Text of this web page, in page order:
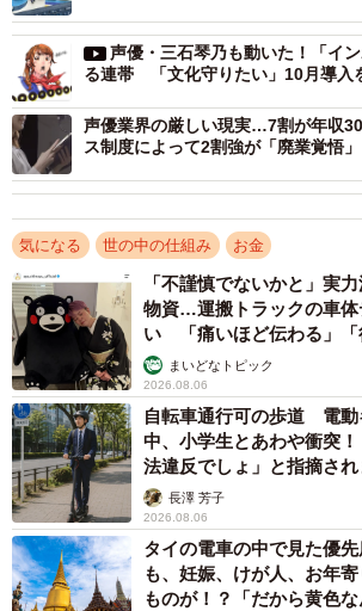
タジオを移動しながら教えるという業務
紹介。そして契約先からは既に、インボ
るかどうかを決めるよう迫られており、
「報酬から減額する」と通達されている
塙さんは「去年の収入だって100万円も
ス制度が始まると事務負担で仕事も収入
まうので、本当に死活問題です。2020
には、スタジオのひとつからクラスをゼ
なくなって眠れなくなりました」と振り
声優・三石琴乃も動いた！「イ
る連帯 「文化守りたい」10月導入
声優業界の厳しい現実…7割が年収
ス制度によって2割強が「廃業覚悟」
気になる 世の中の仕組み お金
「不謹慎でないかと」実
物資…運搬トラックの車体
い 「痛いほど伝わる」「
まいどなトピック
2026.08.06
自転車通行可の歩道 電動
中、小学生とあわや衝突
法違反でしょ」と指摘さ
説】長澤 芳子
2026.08.06
タイの電車の中で見た優
も、妊娠、けが人、お年
ものが！？「だから黄色な